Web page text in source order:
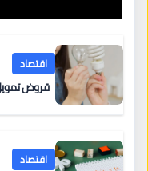
اقتصاد
قروض
اقتصاد